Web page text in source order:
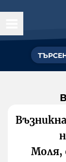
Моля,